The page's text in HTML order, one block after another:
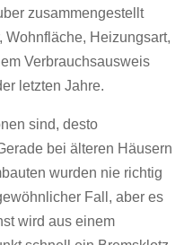
zusammengestellt
Heizungsart,
Verbrauchsausweis
letzten Jahre.
sind, desto
bei älteren Häusern
wurden nie richtig
Fall, aber es
wird aus einem